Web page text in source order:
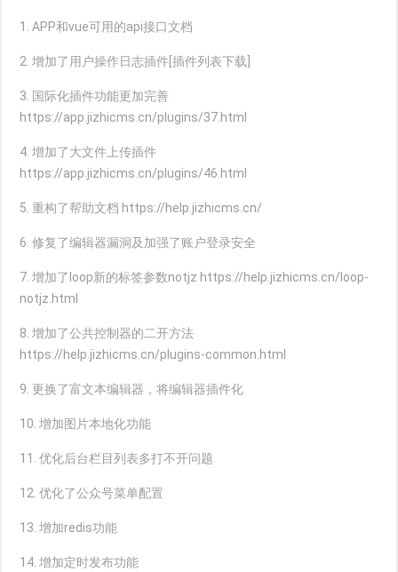
1. APP和vue可用的api接口文档
2. 增加了用户操作日志插件[插件列表下载]
3. 国际化插件功能更加完善
https://app.jizhicms.cn/plugins/37.html
4. 增加了大文件上传插件
https://app.jizhicms.cn/plugins/46.html
5. 重构了帮助文档 https://help.jizhicms.cn/
6. 修复了编辑器漏洞及加强了账户登录安全
7. 增加了loop新的标签参数notjz https://help.jizhicms.cn/loop-
notjz.html
8. 增加了公共控制器的二开方法
https://help.jizhicms.cn/plugins-common.html
9. 更换了富文本编辑器，将编辑器插件化
10. 增加图片本地化功能
11. 优化后台栏目列表多打不开问题
12. 优化了公众号菜单配置
13. 增加redis功能
14. 增加定时发布功能